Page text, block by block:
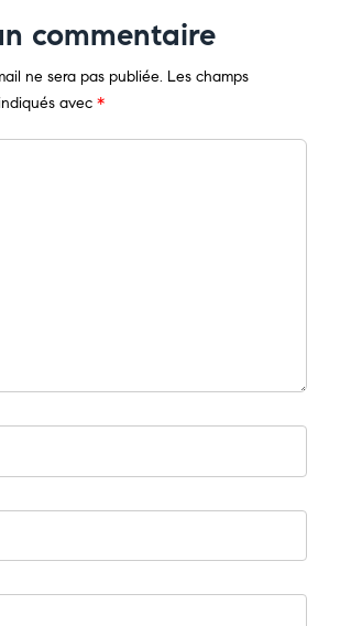
commentaire
ne sera pas publiée. Les champs
avec *